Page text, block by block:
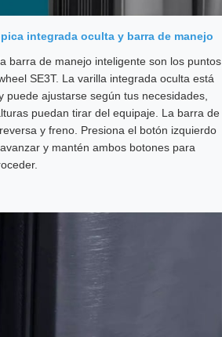
integrada oculta y barra de manejo
barra de manejo inteligente son los puntos
SE3T. La varilla integrada oculta está
ajustarse según tus necesidades,
puedan tirar del equipaje. La barra de
y freno. Presiona el botón izquierdo
y mantén ambos botones para